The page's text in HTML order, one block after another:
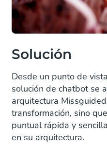
Solución
Desde un punto de
solución de chatbot se
arquitectura
transformación, sino
puntual rápida y
en su arquitectura.